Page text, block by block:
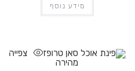
מידע נוסף
צפייה
מהירה